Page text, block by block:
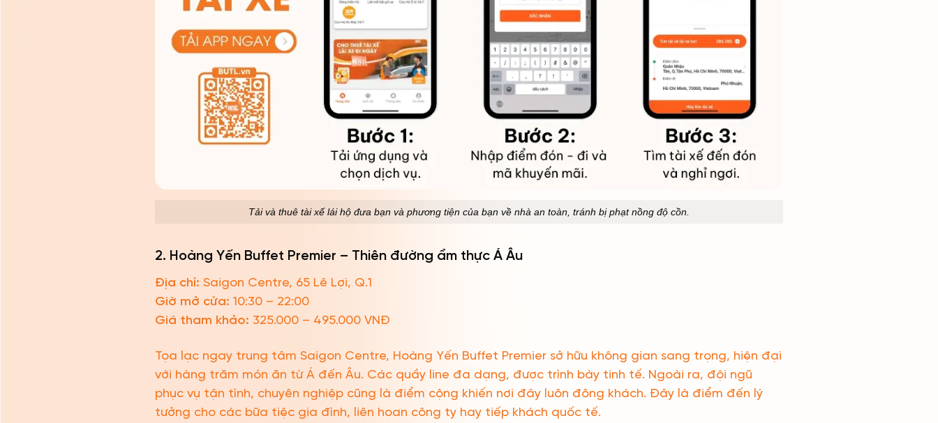
Tải và thuê tài xế lái hộ đưa bạn và phương tiện của bạn về nhà an toàn, tránh bị phạt nồng độ cồn.
2. Hoàng Yến Buffet Premier – Thiên đường ẩm thực Á Âu
Địa chỉ: Saigon Centre, 65 Lê Lợi, Q.1
Giờ mở cửa: 10:30 – 22:00
Giá tham khảo: 325.000 – 495.000 VNĐ
Tọa lạc ngay trung tâm Saigon Centre, Hoàng Yến Buffet Premier sở hữu không gian sang trọng, hiện đại
với hàng trăm món ăn từ Á đến Âu. Các quầy line đa dạng, được trình bày tinh tế. Ngoài ra, đội ngũ
phục vụ tận tình, chuyên nghiệp cũng là điểm cộng khiến nơi đây luôn đông khách. Đây là điểm đến lý
tưởng cho các bữa tiệc gia đình, liên hoan công ty hay tiếp khách quốc tế.